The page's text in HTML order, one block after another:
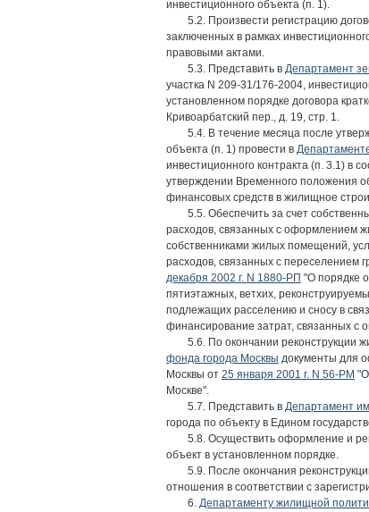
инвестиционного объекта (п. 1).
5.2. Произвести регистрацию
заключенных в рамках
правовыми актами.
5.3. Представить в Департамент
участка N 209-31/176-2004,
установленном порядке договора
Кривоарбатский пер., д. 19, стр. 1.
5.4. В течение месяца после
объекта (п. 1) провести в
инвестиционного контракта (п. 3.1) в
утверждении Временного положения
финансовых средств в жилищное
5.5. Обеспечить за счет
расходов, связанных с оформлением
собственниками жилых помещений,
расходов, связанных с переселением
декабря 2002 г. N 1880-РП "О порядке
пятиэтажных, ветхих,
подлежащих расселению и сносу в
финансирование затрат, связанных с
5.6. По окончании реконструкции
фонда города Москвы документы для
Москвы от 25 января 2001 г. N 56-РМ
Москве".
5.7. Представить в Департамент
города по объекту в Едином
5.8. Осуществить оформление и
объект в установленном порядке.
5.9. После окончания
отношения в соответствии с
6. Департаменту жилищной